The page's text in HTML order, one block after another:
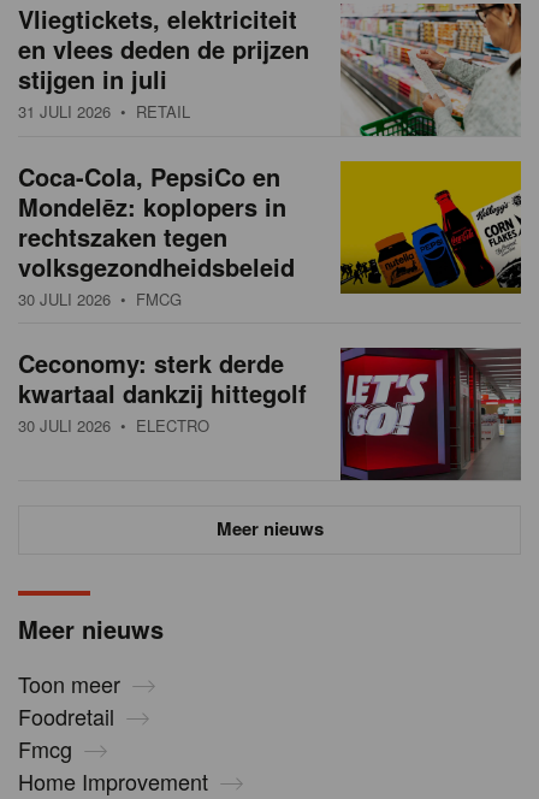
Meer nieuws
Toon meer
Foodretail
Fmcg
Home Improvement
Vliegtickets, elektriciteit
en vlees deden de prijzen
stijgen in juli
31 JULI 2026 • RETAIL
Coca-Cola, PepsiCo en
Mondelēz: koplopers in
rechtszaken tegen
volksgezondheidsbeleid
30 JULI 2026 • FMCG
Ceconomy: sterk derde
kwartaal dankzij hittegolf
30 JULI 2026 • ELECTRO
Meer nieuws